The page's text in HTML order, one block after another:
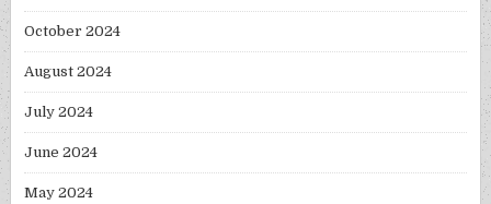
October 2024
August 2024
July 2024
June 2024
May 2024